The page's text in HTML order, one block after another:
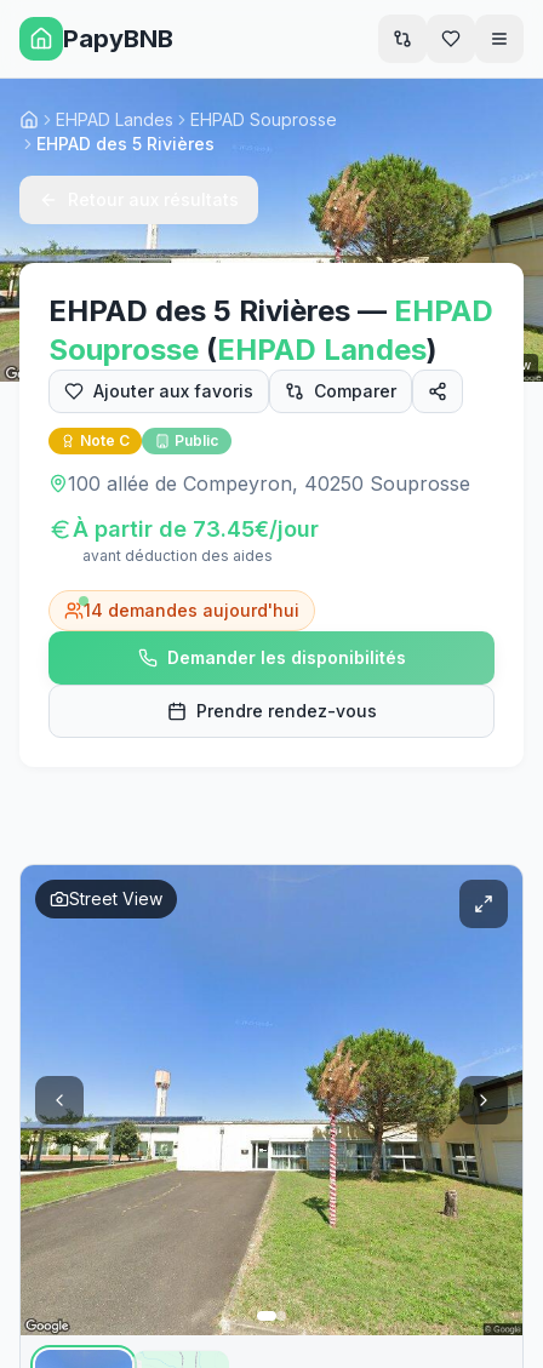
PapyBNB
Street View
AccueilEHPAD Landes
EHPAD Souprosse
EHPAD des 5 Rivières
EHPAD des 5 Rivières — EHPAD
Souprosse (EHPAD Landes)
Ajouter aux favoris Comparer
Note C Public
100 allée de Compeyron, 40250 Souprosse
À partir de 73.45€/jour
avant déduction des aides
14 demandes aujourd'hui
Demander les disponibilités
Prendre rendez-vous
Street View